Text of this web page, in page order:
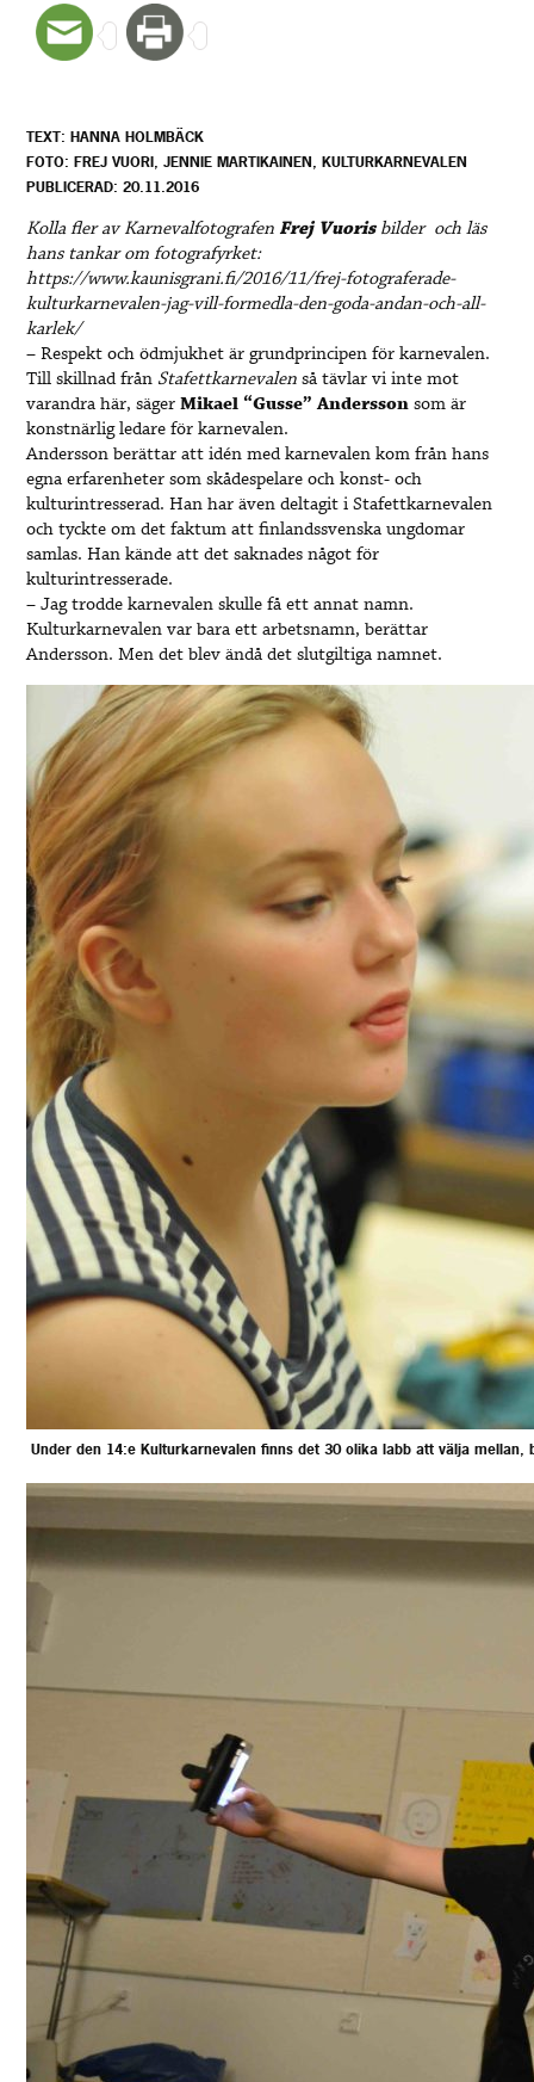
TEXT: HANNA HOLMBÄCK
FOTO: FREJ VUORI, JENNIE MARTIKAINEN, KULTURKARNEVALEN
PUBLICERAD: 20.11.2016
Kolla fler av Karnevalfotografen Frej Vuoris bilder och läs
hans tankar om fotografyrket:
https://www.kaunisgrani.fi/2016/11/frej-fotograferade-
kulturkarnevalen-jag-vill-formedla-den-goda-andan-och-all-
karlek/
– Respekt och ödmjukhet är grundprincipen för karnevalen.
Till skillnad från Stafettkarnevalen så tävlar vi inte mot
varandra här, sägerMikael “Gusse” Andersson som är
konstnärlig ledare för karnevalen.
Andersson berättar att idén med karnevalen kom från hans
egna erfarenheter som skådespelare och konst- och
kulturintresserad. Han har även deltagit i Stafettkarnevalen
och tyckte om det faktum att finlandssvenska ungdomar
samlas. Han kände att det saknades något för
kulturintresserade.
– Jag trodde karnevalen skulle få ett annat namn.
Kulturkarnevalen var bara ett arbetsnamn, berättar
Andersson. Men det blev ändå det slutgiltiga namnet.
Under den 14:e Kulturkarnevalen finns det 30 olika labb att välja